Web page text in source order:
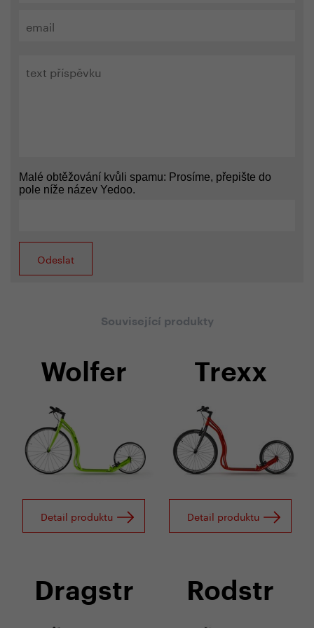
Malé obtěžování kvůli spamu: Prosíme, přepište do
pole níže název Yedoo.
Související produkty
Wolfer
Detail produktu
Trexx
Detail produktu
Dragstr Rodstr